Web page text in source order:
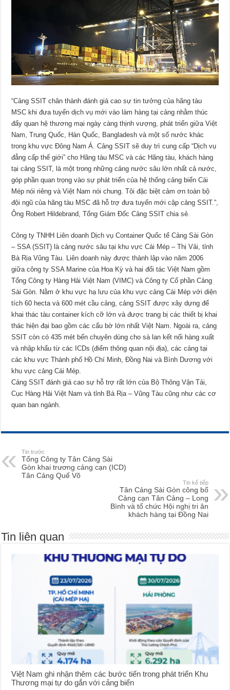
“Cảng SSIT chân thành đánh giá cao sự tin tưởng của hãng tàu
MSC khi đưa tuyến dịch vụ mới vào làm hàng tại cảng nhằm thúc
đẩy quan hệ thương mại ngày càng thịnh vượng, phát triển giữa Việt
Nam, Trung Quốc, Hàn Quốc, Bangladesh và một số nước khác
trong khu vực Đông Nam Á. Cảng SSIT sẽ duy trì cung cấp “Dịch vụ
đẳng cấp thế giới” cho Hãng tàu MSC và các Hãng tàu, khách hàng
tại cảng SSIT, là một trong những cảng nước sâu lớn nhất cả nước,
góp phần quan trọng vào sự phát triển của hệ thống cảng biển Cái
Mép nói riêng và Việt Nam nói chung. Tôi đặc biệt cảm ơn toàn bộ
đội ngũ của hãng tàu MSC đã hỗ trợ đưa tuyến mới cập cảng SSIT.”,
Ông Robert Hildebrand, Tổng Giám Đốc Cảng SSIT chia sẻ.
Công ty TNHH Liên doanh Dịch vụ Container Quốc tế Cảng Sài Gòn
– SSA (SSIT) là cảng nước sâu tại khu vực Cái Mép – Thị Vải, tỉnh
Bà Rịa Vũng Tàu. Liên doanh này được thành lập vào năm 2006
giữa công ty SSA Marine của Hoa Kỳ và hai đối tác Việt Nam gồm
Tổng Công ty Hàng Hải Việt Nam (VIMC) và Công ty Cổ phần Cảng
Sài Gòn. Nằm ở khu vực hạ lưu của khu vực cảng Cái Mép với diện
tích 60 hecta và 600 mét cầu cảng, cảng SSIT được xây dựng để
khai thác tàu container kích cỡ lớn và được trang bị các thiết bị khai
thác hiện đại bao gồm các cẩu bờ lớn nhất Việt Nam. Ngoài ra, cảng
SSIT còn có 435 mét bến chuyên dùng cho sà lan kết nối hàng xuất
và nhập khẩu từ các ICDs (điểm thông quan nội địa), các cảng tại
các khu vực Thành phố Hồ Chí Minh, Đồng Nai và Bình Dương với
khu vực cảng Cái Mép.
Cảng SSIT đánh giá cao sự hỗ trợ rất lớn của Bộ Thông Vận Tải,
Cục Hàng Hải Việt Nam và tỉnh Bà Rịa – Vũng Tàu cũng như các cơ
quan ban ngành.
Tin trước
Tổng Công ty Tân Cảng Sài
Gòn khai trương cảng cạn (ICD)
Tân Cảng Quế Võ
Tin kế tiếp
Tân Cảng Sài Gòn công bố
Cảng cạn Tân Cảng – Long
Bình và tổ chức Hội nghị tri ân
khách hàng tại Đồng Nai
Tin liên quan
Việt Nam ghi nhận thêm các bước tiến trong phát triển Khu
Thương mại tự do gắn với cảng biển